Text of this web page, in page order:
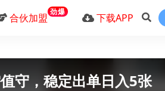
合伙加盟 劲爆 下载APP
守，稳定出单日入5张